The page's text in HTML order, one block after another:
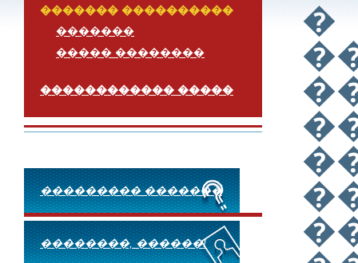
������� ����������
�������
����� ��������
������������ �����
��������� �������
��������, ������!
�